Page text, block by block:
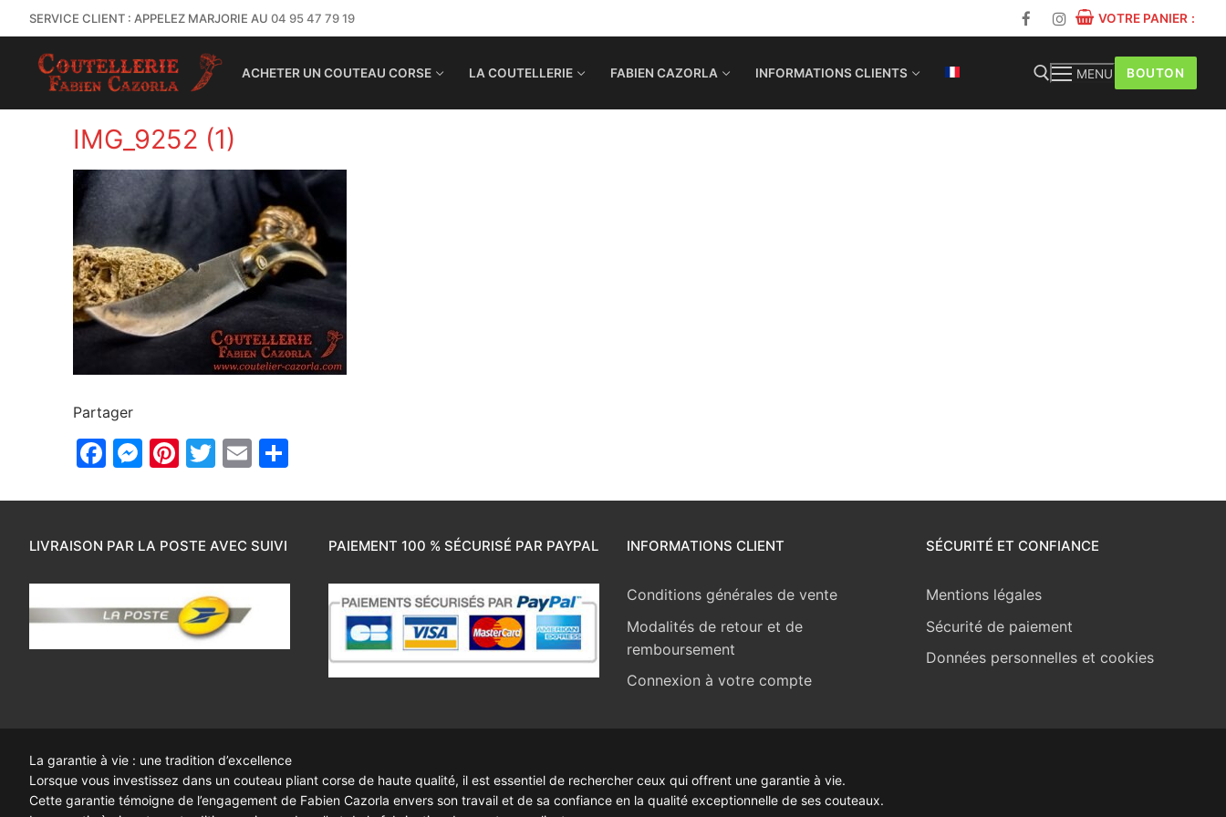
SERVICE CLIENT : APPELEZ MARJORIE AU 04 95 47 79 19 VOTRE PANIER :
ACHETER UN COUTEAU CORSE LA COUTELLERIE FABIEN CAZORLA INFORMATIONS CLIENTS MENU BOUTON
IMG_9252 (1)
Partager
Facebook
Messenger
Pinterest
Twitter
Email
LIVRAISON PAR LA POSTE AVEC SUIVI PAIEMENT 100 % SÉCURISÉ PAR PAYPAL INFORMATIONS CLIENT
Conditions générales de vente
Modalités de retour et de
remboursement
Connexion à votre compte
SÉCURITÉ ET CONFIANCE
Mentions légales
Sécurité de paiement
Données personnelles et cookies
La garantie à vie : une tradition d’excellence
Lorsque vous investissez dans un couteau pliant corse de haute qualité, il est essentiel de rechercher ceux qui offrent une garantie à vie.
Cette garantie témoigne de l’engagement de Fabien Cazorla envers son travail et de sa confiance en la qualité exceptionnelle de ses couteaux.